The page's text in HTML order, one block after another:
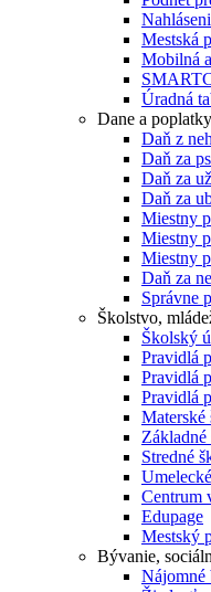
Mestská
Mobilná
Úradná
Dane a poplatky
Daň z
Daň za
Daň za
Daň za
Miestny
Miestny
Miestny
Daň za
Správne
Školstvo,
Školský
Pravidlá
Pravidlá
Pravidlá
Materské
Základné
Stredné
Centrum
Edupage
Mestský
Bývanie,
Nájomné